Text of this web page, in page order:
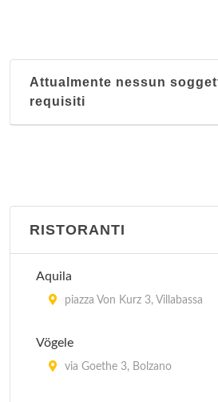
Attualmente nessun
requisiti
RISTORANTI
Aquila
piazza Von Kurz 3, Villabassa
Vögele
via Goethe 3, Bolzano